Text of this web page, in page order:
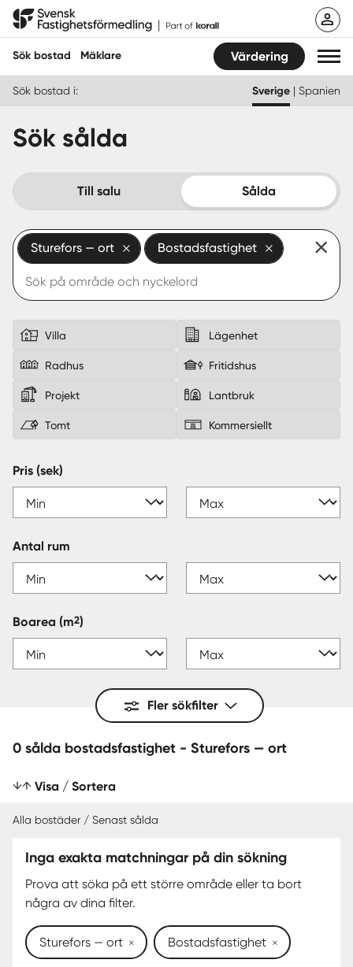
Hoppa
Svensk Fastighetsförmedling
Sök bostad Mäklare Värdering
Hitta mäklare
Köpa
Guider
Start
Logga in
Sverige|Spanien
Sök bostad i: Sverige | Spanien
Sök sålda
Till salu Sålda
Sturefors — ort Bostadsfastighet
Villa Lägenhet
Radhus Fritidshus
Projekt Lantbruk
Tomt Kommersiellt
Pris (sek)
Antal rum
Boarea (m2)
Fler sökfilter
0 sålda bostadsfastighet - Sturefors — ort
Visa / Sortera
SENAST SÅLDA
Alla bostäder / Senast sålda
Inga exakta matchningar på din sökning
Prova att söka på ett större område eller ta bort
några av dina filter.
Sturefors — ort Bostadsfastighet